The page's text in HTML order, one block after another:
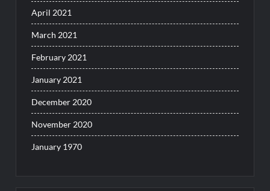
April 2021
March 2021
February 2021
January 2021
December 2020
November 2020
January 1970